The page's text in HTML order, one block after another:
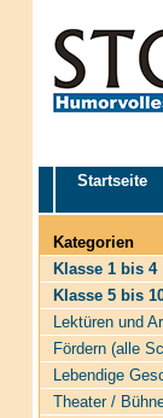
Startseite
Kategorien
Klasse 1 bis 4
Klasse 5 bis
Lektüren und
Fördern (alle
Lebendige
Theater /